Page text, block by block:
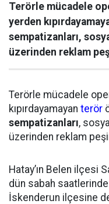
Terörle mücadele
yerden
sempatizanları,
üzerinden reklam
Terörle mücadele
kıpırdayamayan terör
sempatizanları,
üzerinden reklam
Hatay’ın Belen ilçesi
dün sabah
İskenderun ilçesine